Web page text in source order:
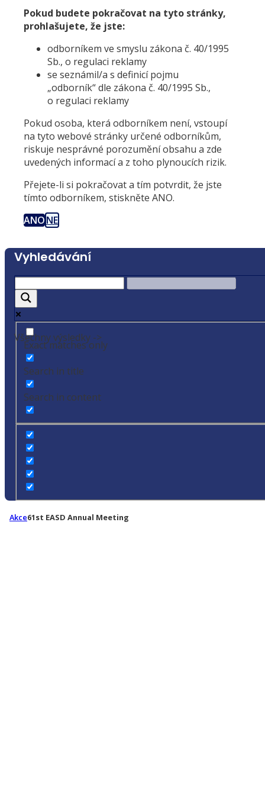
Akce61st EASD Annual Meeting
Pokud budete pokračovat na tyto stránky,
prohlašujete, že jste:
odborníkem ve smyslu zákona č. 40/1995
Sb., o regulaci reklamy
se seznámil/a s definicí pojmu
„odborník“ dle zákona č. 40/1995 Sb.,
o regulaci reklamy
Pokud osoba, která odborníkem není, vstoupí
na tyto webové stránky určené odborníkům,
riskuje nesprávné porozumění obsahu a zde
uvedených informací a z toho plynoucích rizik.
Přejete-li si pokračovat a tím potvrdit, že jste
tímto odborníkem, stiskněte ANO.
ANONE
Vyhledávání
Všechny výsledky ->
Exact matches only
Search in title
Search in content